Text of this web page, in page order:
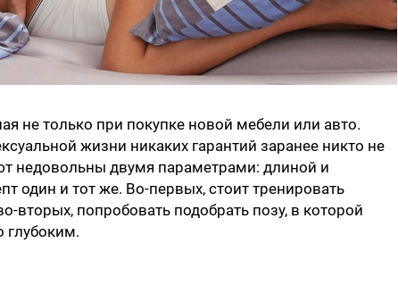
не только при покупке новой мебели или авто.
жизни никаких гарантий заранее никто не
недовольны двумя параметрами: длиной и
один и тот же. Во-первых, стоит тренировать
попробовать подобрать позу, в которой
глубоким.